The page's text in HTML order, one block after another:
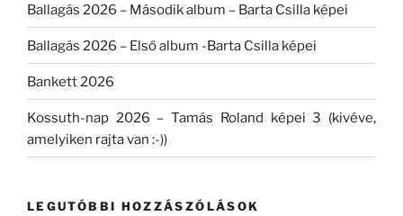
Ballagás 2026 – Második album – Barta Csilla képei
Ballagás 2026 – Első album -Barta Csilla képei
Bankett 2026
Kossuth-nap 2026 – Tamás Roland képei 3 (kivéve,
amelyiken rajta van :-))
LEGUTÓBBI HOZZÁSZÓLÁSOK